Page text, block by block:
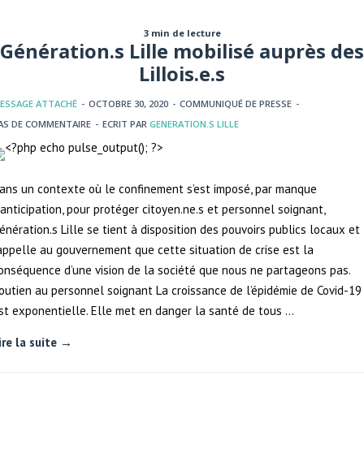
3 min de lecture
Génération.s Lille mobilisé auprès des
Lillois.e.s
ATTACHÉ - OCTOBRE 30, 2020 - COMMUNIQUÉ DE PRESSE -
DE COMMENTAIRE - ECRIT PAR GENERATION.S LILLE
un contexte où le confinement s’est imposé, par manque
pour protéger citoyen.ne.s et personnel soignant,
Lille se tient à disposition des pouvoirs publics locaux et
au gouvernement que cette situation de crise est la
d’une vision de la société que nous ne partageons pas.
au personnel soignant La croissance de l’épidémie de Covid-19
exponentielle. Elle met en danger la santé de tous …
la suite →